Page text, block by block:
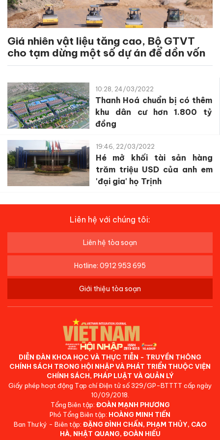
Giá nhiên vật liệu tăng cao, Bộ GTVT
cho tạm dừng một số dự án để dồn vốn
10:28, 24/03/2022
Thanh Hoá chuẩn bị có thêm
khu dân cư hơn 1.800 tỷ
đồng
19:46, 22/03/2022
Hé mở khối tài sản hàng
trăm triệu USD của anh em
'đại gia' họ Trịnh
Liên hệ với chúng tôi:
Liên hệ tòa soạn
Hotline: 0912 953 695
Giới thiệu tòa soạn
DIỄN ĐÀN KHOA HỌC VÀ THỰC TIỄN - TRUYỀN THÔNG
CHÍNH SÁCH TRONG HỘI NHẬP VÀ PHÁT TRIỂN THUỘC VIỆN
CHÍNH SÁCH, PHÁP LUẬT VÀ QUẢN LÝ
Giấy phép hoạt động Tạp chí Điện tử số 329/GP-BTTTT cấp ngày
10/09/2018.
Tổng Biên tập: ĐOÀN MẠNH PHƯƠNG
Phó Tổng Biên tập: HOÀNG MINH TIẾN
Ban Thư ký - Biên tập: ĐẶNG ĐÌNH CHẤN, PHẠM THỦY, CAO
HÀ, NHẬT QUANG, ĐOÀN HIẾU